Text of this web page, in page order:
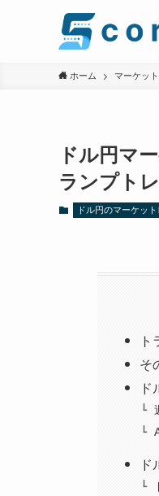
ホーム マーケッ
ドル円マ
ランプト
ドル円のマーケッ
そ
ド
ド